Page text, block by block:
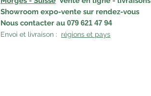
Showroom expo-vente sur rendez-vous
Nous contacter au 079 621 47 94
Envoi et livraison : régions et pays